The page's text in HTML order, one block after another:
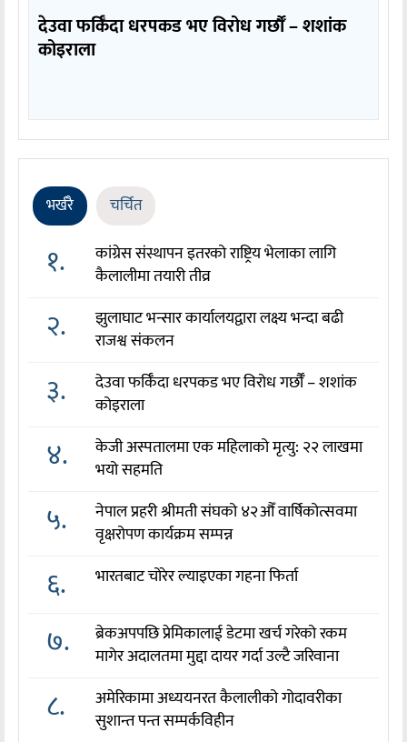
देउवा फर्किँदा धरपकड भए विरोध गर्छौँं – शशांक
कोइराला
भर्खरै चर्चित
१.
कांग्रेस संस्थापन इतरको राष्ट्रिय भेलाका लागि
कैलालीमा तयारी तीव्र
२.
झुलाघाट भन्सार कार्यालयद्वारा लक्ष्य भन्दा बढी
राजश्व संकलन
३.
देउवा फर्किँदा धरपकड भए विरोध गर्छौँं – शशांक
कोइराला
४.
केजी अस्पतालमा एक महिलाको मृत्यु: २२ लाखमा
भयो सहमति
५.
नेपाल प्रहरी श्रीमती संघको ४२औँ वार्षिकोत्सवमा
वृक्षरोपण कार्यक्रम सम्पन्न
६. भारतबाट चोरेर ल्याइएका गहना फिर्ता
७.
ब्रेकअपपछि प्रेमिकालाई डेटमा खर्च गरेको रकम
मागेर अदालतमा मुद्दा दायर गर्दा उल्टै जरिवाना
८.
अमेरिकामा अध्ययनरत कैलालीको गोदावरीका
सुशान्त पन्त सम्पर्कविहीन